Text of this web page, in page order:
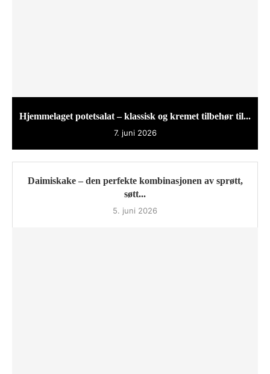
Hjemmelaget potetsalat – klassisk og kremet tilbehør til...
7. juni 2026
Daimiskake – den perfekte kombinasjonen av sprøtt,
søtt...
5. juni 2026